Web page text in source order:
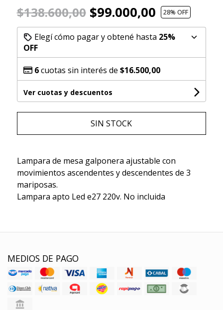
$138.600,00$99.000,00 28% OFF
Elegí cómo pagar y obtené hasta 25%
OFF
6cuotas sin interés de $16.500,00
Ver cuotas y descuentos
SIN STOCK
Lampara de mesa galponera ajustable con
movimientos ascendentes y descendentes de 3
mariposas.
Lampara apto Led e27 220v. No incluida
MEDIOS DE PAGO